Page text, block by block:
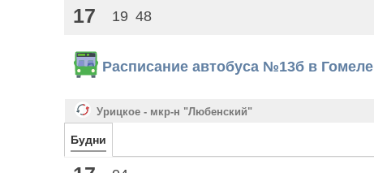
17 19 48
Расписание автобуса №13б в Гомеле
Урицкое - мкр-н "Любенский"
Будни